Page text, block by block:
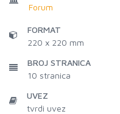
Forum
FORMAT
220 x 220 mm
BROJ STRANICA
10 stranica
UVEZ
tvrdi uvez